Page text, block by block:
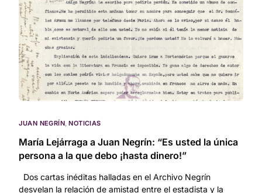
JUAN NEGRÍN,NOTICIAS
María Lejárraga a Juan Negrín: “Es usted la única
persona a la que debo ¡hasta dinero!”
Dos cartas inéditas halladas en el Archivo Negrín
desvelan la relación de amistad entre el estadista y la